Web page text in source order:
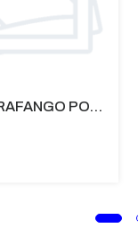
SUPPORTO PARAFANGO POSTERIORE BMW F900XR